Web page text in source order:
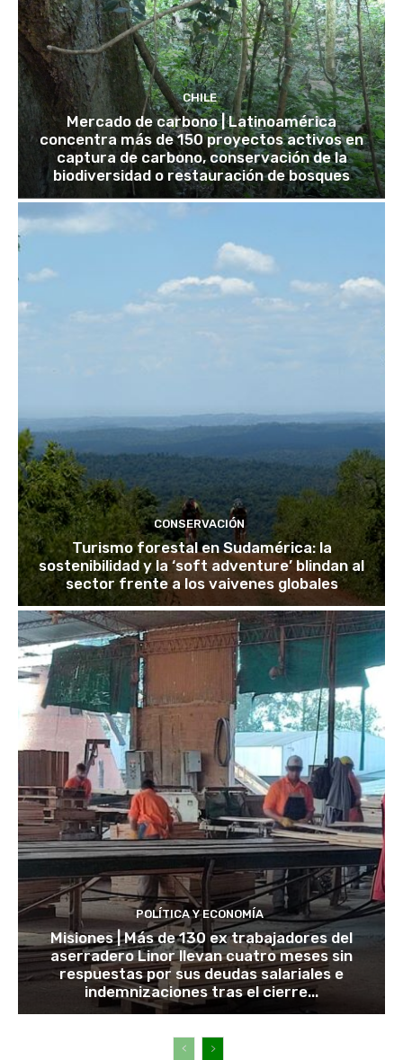
CHILE
Mercado de carbono | Latinoamérica
concentra más de 150 proyectos activos en
captura de carbono, conservación de la
biodiversidad o restauración de bosques
CONSERVACIÓN
Turismo forestal en Sudamérica: la
sostenibilidad y la ‘soft adventure’ blindan al
sector frente a los vaivenes globales
POLÍTICA Y ECONOMÍA
Misiones | Más de 130 ex trabajadores del
aserradero Linor llevan cuatro meses sin
respuestas por sus deudas salariales e
indemnizaciones tras el cierre...